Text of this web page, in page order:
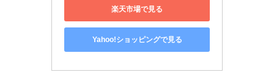
楽天市場で見る
Yahoo!ショッピングで見る